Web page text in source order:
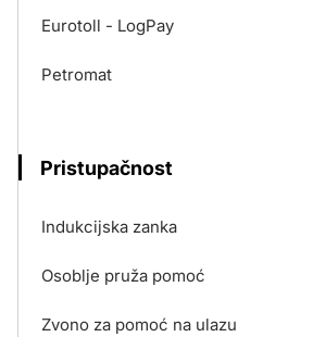
Eurotoll - LogPay
Petromat
Pristupačnost
Indukcijska zanka
Osoblje pruža pomoć
Zvono za pomoć na ulazu